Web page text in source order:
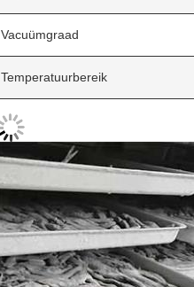
Vacuümgraad
Temperatuurbereik